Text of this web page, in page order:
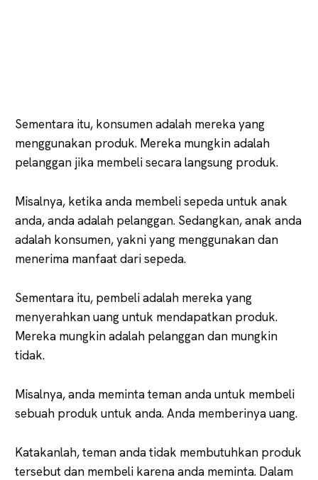
Sementara itu, konsumen adalah mereka yang
menggunakan produk. Mereka mungkin adalah
pelanggan jika membeli secara langsung produk.
Misalnya, ketika anda membeli sepeda untuk anak
anda, anda adalah pelanggan. Sedangkan, anak anda
adalah konsumen, yakni yang menggunakan dan
menerima manfaat dari sepeda.
Sementara itu, pembeli adalah mereka yang
menyerahkan uang untuk mendapatkan produk.
Mereka mungkin adalah pelanggan dan mungkin
tidak.
Misalnya, anda meminta teman anda untuk membeli
sebuah produk untuk anda. Anda memberinya uang.
Katakanlah, teman anda tidak membutuhkan produk
tersebut dan membeli karena anda meminta. Dalam